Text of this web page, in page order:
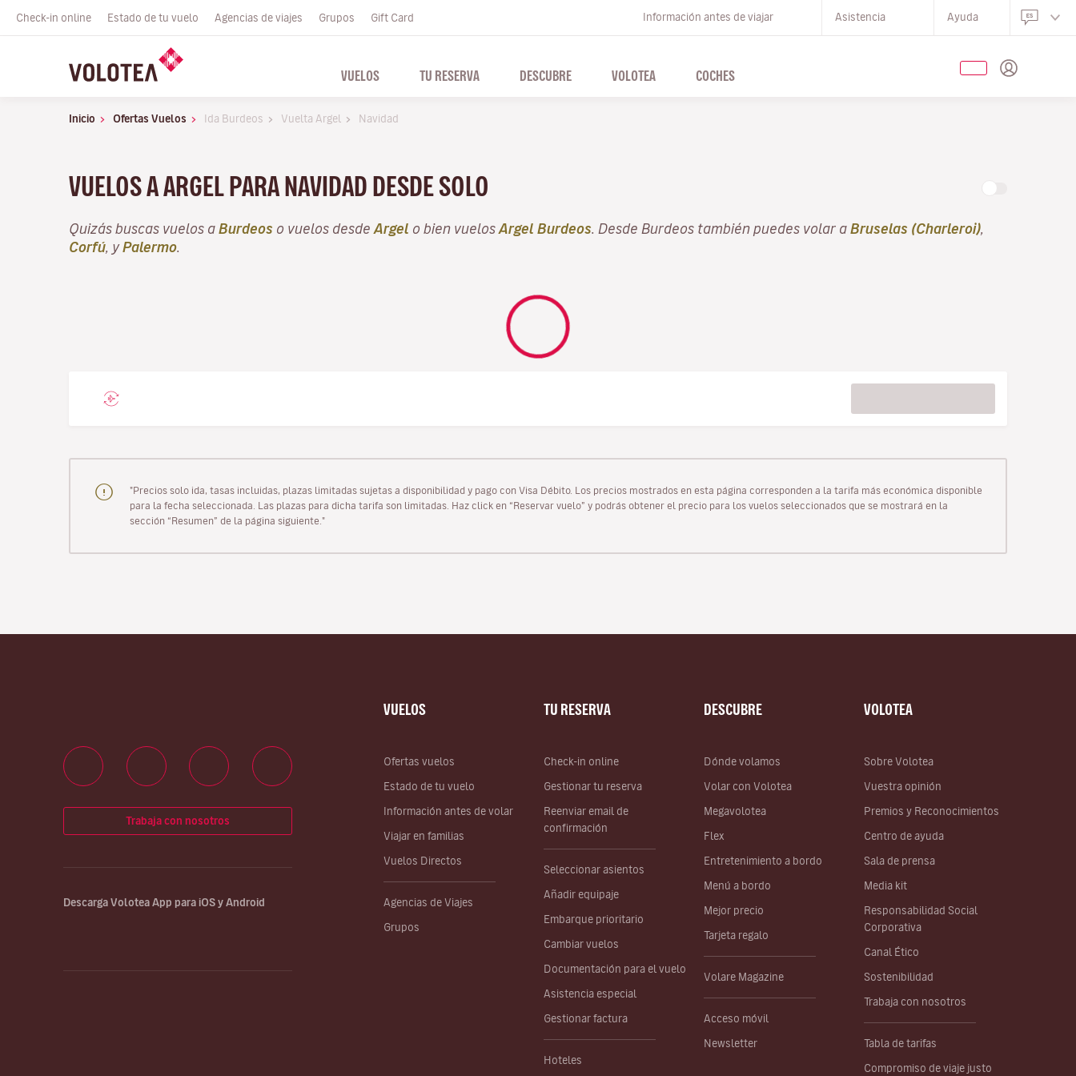
Check-in online Estado de tu vuelo Agencias de viajes Grupos Gift Card Información antes de viajar Asistencia Ayuda
VUELOS TU RESERVA DESCUBRE VOLOTEA COCHES
Inicio Ofertas Vuelos Ida Burdeos Vuelta Argel Navidad
VUELOS A ARGEL PARA NAVIDAD DESDE SOLO
Quizás buscas vuelos a Burdeos o vuelos desde Argel o bien vuelos Argel Burdeos . Desde Burdeos también puedes volar a Bruselas (Charleroi)
Corfú , yPalermo
"Precios solo ida, tasas incluidas, plazas limitadas sujetas a disponibilidad y pago con Visa Débito. Los precios mostrados en esta página corresponden a la tarifa más económica disponible
para la fecha seleccionada. Las plazas para dicha tarifa son limitadas. Haz click en “Reservar vuelo” y podrás obtener el precio para los vuelos seleccionados que se mostrará en la
sección “Resumen” de la página siguiente."
VUELOS
Ofertas vuelos
Estado de tu vuelo
Información antes de volar
Viajar en familias
Vuelos Directos
Agencias de Viajes
Grupos
TU RESERVA
Check-in online
Gestionar tu reserva
Reenviar email de
confirmación
Seleccionar asientos
Añadir equipaje
Embarque prioritario
Cambiar vuelos
Documentación para el vuelo
Asistencia especial
Gestionar factura
Hoteles
DESCUBRE
Dónde volamos
Volar con Volotea
Megavolotea
Flex
Entretenimiento a bordo
Menú a bordo
Mejor precio
Tarjeta regalo
Volare Magazine
Acceso móvil
Newsletter
VOLOTEA
Sobre Volotea
Vuestra opinión
Premios y Reconocimientos
Centro de ayuda
Sala de prensa
Media kit
Responsabilidad Social
Corporativa
Canal Ético
Sostenibilidad
Trabaja con nosotros
Tabla de tarifas
Compromiso de viaje justo
Trabaja con nosotros
Descarga Volotea App para iOS y Android